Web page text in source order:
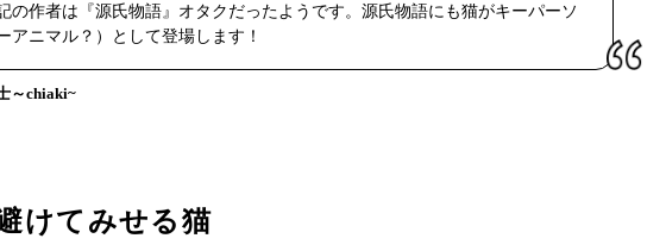
の作者は『源氏物語』オタクだったようです。源氏物語にも猫がキーパーソ
アニマル？）として登場します！
～chiaki~
けてみせる猫